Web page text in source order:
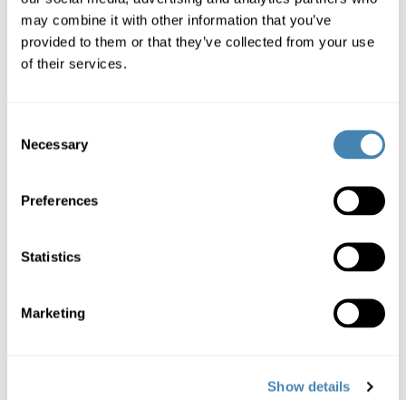
may combine it with other information that you’ve
provided to them or that they’ve collected from your use
of their services.
Selection
Necessary
Preferences
Statistics
Marketing
Show details
Nachdem Sie uns die benötigten Dokumente zugesendet haben,
Kreditentscheidung und Ihren Kredit-Vertrag.
Schneller Antrag
Entscheidung über Ihren Antrag getroffen.